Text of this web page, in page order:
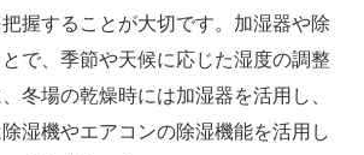
握することが大切です。加湿器や除
で、季節や天候に応じた湿度の調整
冬場の乾燥時には加湿器を活用し、
湿機やエアコンの除湿機能を活用し